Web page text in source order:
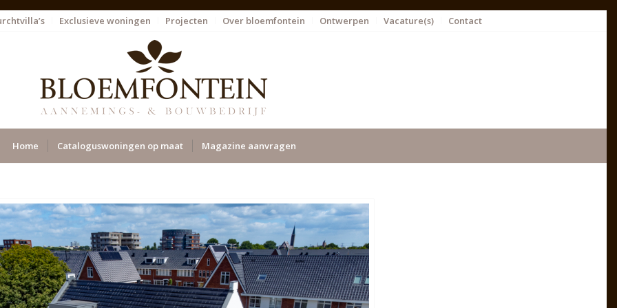
Exclusieve woningen Projecten Over bloemfontein Ontwerpen Vacature(s) Contact
Home Cataloguswoningen op maat Magazine aanvragen